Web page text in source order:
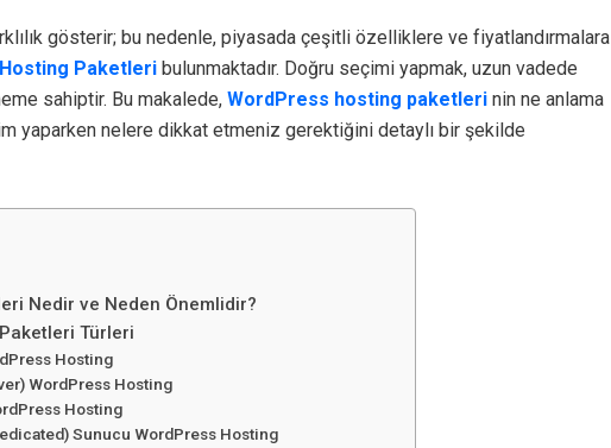
gösterir; bu nedenle, piyasada çeşitli özelliklere ve fiyatlandırmalara
Paketleri bulunmaktadır. Doğru seçimi yapmak, uzun vadede
sahiptir. Bu makalede, WordPress hosting paketleri nin ne anlama
yaparken nelere dikkat etmeniz gerektiğini detaylı bir şekilde
Nedir ve Neden Önemlidir?
Türleri
Hosting
WordPress Hosting
Hosting
Sunucu WordPress Hosting